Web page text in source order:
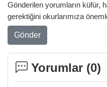
Gönderilen yorumların küfür,
gerektiğini okurlarımıza
Gönder
Yorumlar (0)